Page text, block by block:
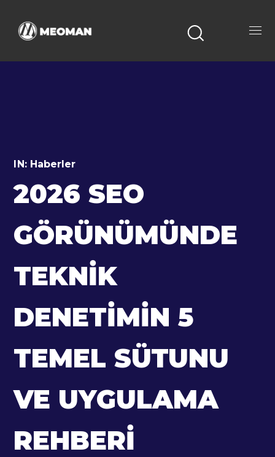
IN: Haberler
2026 SEO
GÖRÜNÜMÜNDE
TEKNIK
DENETIMIN 5
TEMEL SÜTUNU
VE UYGULAMA
REHBERI